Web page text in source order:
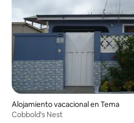
Alojamiento vacacional en Tema
Cobbold's Nest